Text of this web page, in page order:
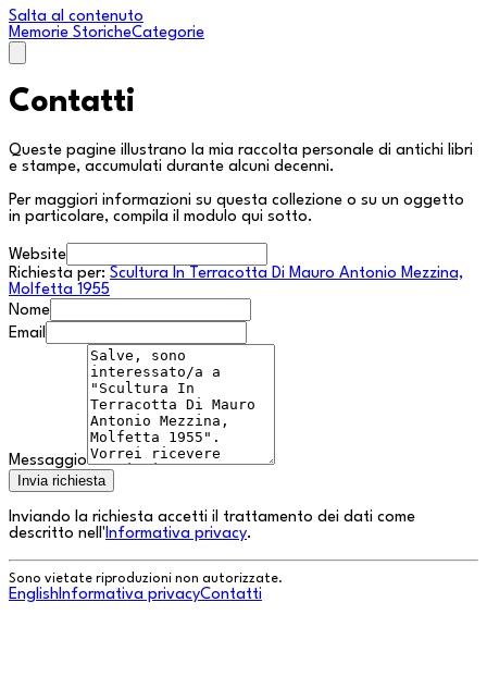
Salta al contenuto
Memorie StoricheCategorie
Contatti
Queste pagine illustrano la mia raccolta personale di antichi libri
e stampe, accumulati durante alcuni decenni.
Per maggiori informazioni su questa collezione o su un oggetto
in particolare, compila il modulo qui sotto.
Website
Richiesta per: Scultura In Terracotta Di Mauro Antonio Mezzina,
Molfetta 1955
Nome
Email
Messaggio
Invia richiesta
Inviando la richiesta accetti il trattamento dei dati come
descritto nell' Informativa privacy.
Sono vietate riproduzioni non autorizzate.
English Informativa privacyContatti